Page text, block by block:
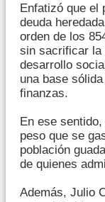
Enfatizó que el
deuda
orden de los
sin sacrificar la
desarrollo
una base
finanzas.
En ese
peso que se
población
de quienes
Además, Julio